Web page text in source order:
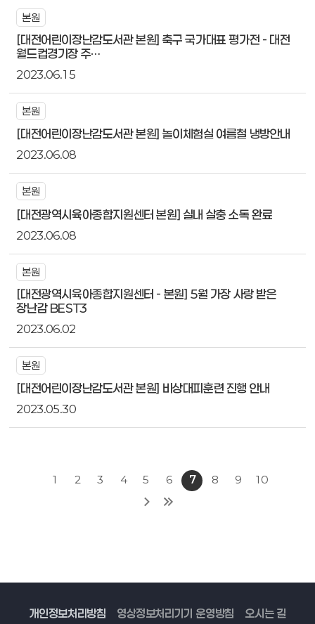
본원
[대전어린이장난감도서관 본원] 축구 국가대표 평가전 - 대전
월드컵경기장 주…
2023.06.15
본원
[대전어린이장난감도서관 본원] 놀이체험실 여름철 냉방안내
2023.06.08
본원
[대전광역시육아종합지원센터 본원] 실내 살충 소독 완료
2023.06.08
본원
[대전광역시육아종합지원센터 - 본원] 5월 가장 사랑 받은
장난감 BEST3
2023.06.02
본원
[대전어린이장난감도서관 본원] 비상대피훈련 진행 안내
2023.05.30
1 2 3 4 5 6 7 8 9 10
개인정보처리방침 영상정보처리기기 운영방침 오시는 길